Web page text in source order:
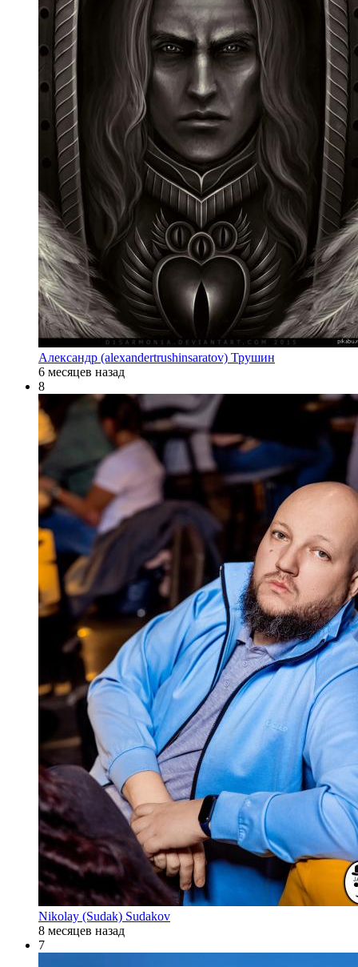
Александр (alexandertrushinsaratov) Трушин
6 месяцев назад
8
Nikolay (Sudak) Sudakov
8 месяцев назад
7